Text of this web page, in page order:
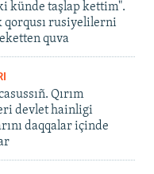
künde taşlap kettim".
qorqusı rusiyelilerni
quva
Qırım
devlet hainligi
daqqalar içinde